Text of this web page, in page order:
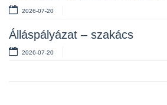
2026-07-20
Álláspályázat – szakács
2026-07-20